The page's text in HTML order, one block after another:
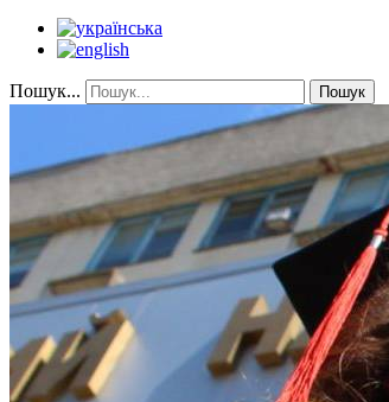
Пошук... Пошук